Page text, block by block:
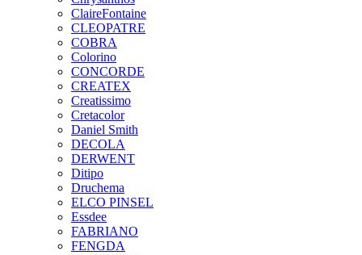
ClaireFontaine
CLEOPATRE
COBRA
Colorino
CONCORDE
CREATEX
Creatissimo
Cretacolor
Daniel Smith
DECOLA
DERWENT
Ditipo
Druchema
ELCO PINSEL
Essdee
FABRIANO
FENGDA